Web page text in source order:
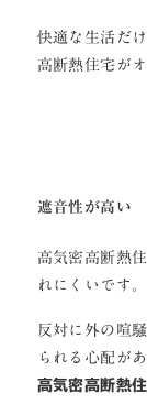
快適な生活だ
高断熱住宅が
遮音性が高い
高気密高断熱
れにくいです。
反対に外の喧
られる心配が
高気密高断熱